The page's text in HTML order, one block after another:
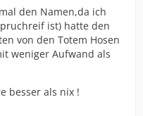
den Namen,da ich
ist) hatte den
von den Totem Hosen
weniger Aufwand als
besser als nix !